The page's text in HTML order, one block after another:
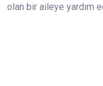
olan bir aileye yardım